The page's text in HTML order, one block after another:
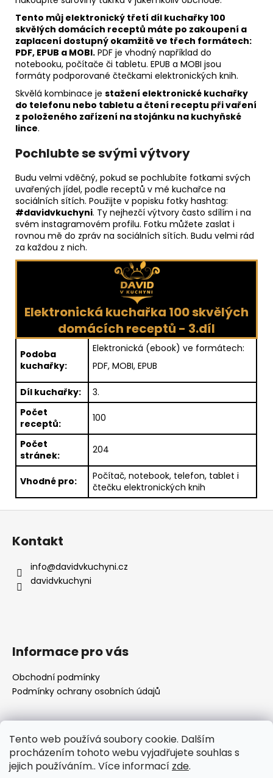
Tento web používá soubory cookie. Dalším
procházením tohoto webu vyjadřujete souhlas s
jejich používáním.. Více informací zde.
Tento můj elektronický třetí díl kuchařky 100
skvělých domácích receptů máte po zakoupení a
zaplacení dostupný okamžitě ve třech formátech:
PDF, EPUB a MOBI. PDF je vhodný například do
notebooku, počítače či tabletu. EPUB a MOBI jsou
formáty podporované čtečkami elektronických knih.
Skvělá kombinace je stažení elektronické kuchařky
do telefonu nebo tabletu a čtení receptu při vaření
z položeného zařízení na stojánku na kuchyňské
lince.
Pochlubte se svými výtvory
Budu velmi vděčný, pokud se pochlubíte fotkami svých
uvařených jídel, podle receptů v mé kuchařce na
sociálních sítích. Použijte v popisku fotky hashtag:
#davidvkuchyni. Ty nejhezčí výtvory často sdílím i na
svém instagramovém profilu. Fotku můžete zaslat i
rovnou mě do zpráv na sociálních sítích. Budu velmi rád
za každou z nich.
Elektronická kuchařka 100 skvělých
domácích receptů - 3.díl
Podoba
kuchařky:
Elektronická (ebook) ve formátech:
PDF, MOBI, EPUB
Díl kuchařky:
3.
Počet
receptů:
100
Počet
stránek:
204
Vhodné pro:
Počítač, notebook, telefon, tablet i
čtečku elektronických knih
Z
Kontakt
info@davidvkuchyni.cz
davidvkuchyni
Informace pro vás
Obchodní podmínky
Podmínky ochrany osobních údajů
Přijímáme online platby